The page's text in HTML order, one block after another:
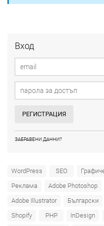
Вход
РЕГИСТРАЦИЯ
ЗАБРАВЕНИ ДАННИ?
WordPress SEO
Реклама
Adobe Photoshop
Adobe Illustrator
Български
Shopify
PHP InDesign